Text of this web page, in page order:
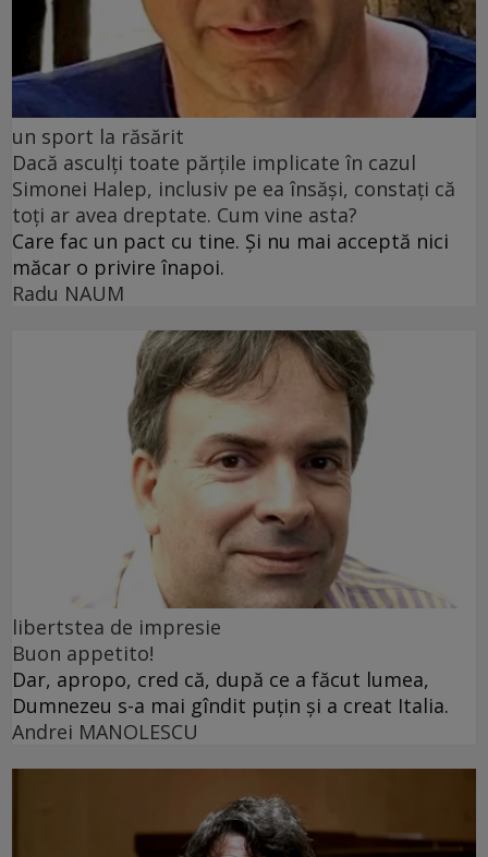
un sport la răsărit
Dacă asculți toate părțile implicate în cazul
Simonei Halep, inclusiv pe ea însăși, constați că
toți ar avea dreptate. Cum vine asta?
Care fac un pact cu tine. Și nu mai acceptă nici
măcar o privire înapoi.
Radu NAUM
libertstea de impresie
Buon appetito!
Dar, apropo, cred că, după ce a făcut lumea,
Dumnezeu s-a mai gîndit puțin și a creat Italia.
Andrei MANOLESCU